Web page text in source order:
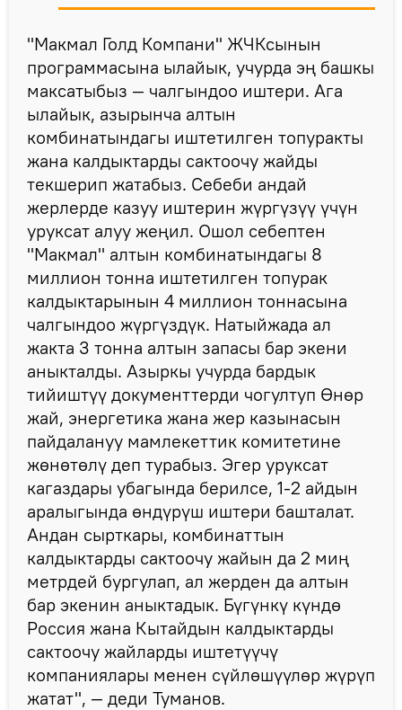
"Макмал Голд Компани" ЖЧКсынын
программасына ылайык, учурда эң башкы
максатыбыз — чалгындоо иштери. Ага
ылайык, азырынча алтын
комбинатындагы иштетилген топуракты
жана калдыктарды сактоочу жайды
текшерип жатабыз. Себеби андай
жерлерде казуу иштерин жүргүзүү үчүн
уруксат алуу жеңил. Ошол себептен
"Макмал" алтын комбинатындагы 8
миллион тонна иштетилген топурак
калдыктарынын 4 миллион тоннасына
чалгындоо жүргүздүк. Натыйжада ал
жакта 3 тонна алтын запасы бар экени
аныкталды. Азыркы учурда бардык
тийиштүү документтерди чогултуп Өнөр
жай, энергетика жана жер казынасын
пайдалануу мамлекеттик комитетине
жөнөтөлү деп турабыз. Эгер уруксат
кагаздары убагында берилсе, 1-2 айдын
аралыгында өндүрүш иштери башталат.
Андан сырткары, комбинаттын
калдыктарды сактоочу жайын да 2 миң
метрдей бургулап, ал жерден да алтын
бар экенин аныктадык. Бүгүнкү күндө
Россия жана Кытайдын калдыктарды
сактоочу жайларды иштетүүчү
компаниялары менен сүйлөшүүлөр жүрүп
жатат", — деди Туманов.